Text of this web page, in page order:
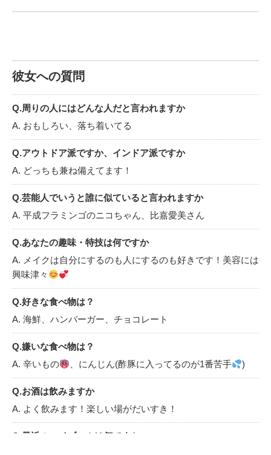
彼女への質問
Q.周りの人にはどんな人だと言われますか
A. おもしろい、落ち着いてる
Q.アウトドア派ですか、インドア派ですか
A. どっちも兼ね備えてます！
Q.芸能人でいうと誰に似ていると言われますか
A. 平成フラミンゴのニコちゃん、比嘉愛美さん
Q.あなたの趣味・特技は何ですか
A. メイクは自分にするのも人にするのも好きです！美容には
興味津々
Q.好きな食べ物は？
A. 海鮮、ハンバーガー、チョコレート
Q.嫌いな食べ物は？
A. 辛いもの
、にんじん(酢豚に入ってるのが1番苦手 )
Q.お酒は飲みますか
A. よく飲みます！楽しい場がだいすき！
Q.最近のマイブームは何ですか